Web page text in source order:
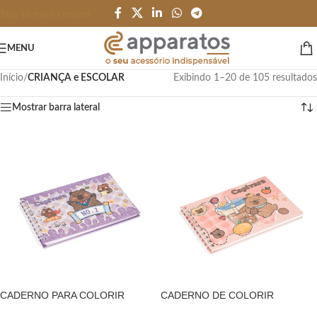
MENU
Início/CRIANÇA e ESCOLAR Exibindo 1–20 de 105 resultados
Mostrar barra lateral
CADERNO PARA COLORIR
CADERNO DE COLORIR